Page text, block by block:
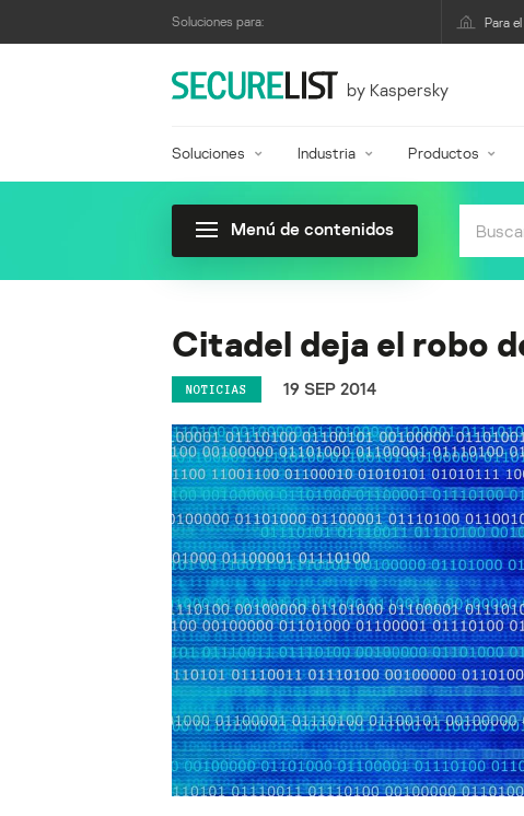
Soluciones para: Para
by Kaspersky
Soluciones Industria Productos
Menú de contenidos
Citadel deja el robo
NOTICIAS 19 SEP 2014